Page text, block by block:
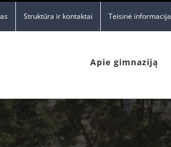
Struktūra ir kontaktai Teisinė informacija
Apie gimnaziją